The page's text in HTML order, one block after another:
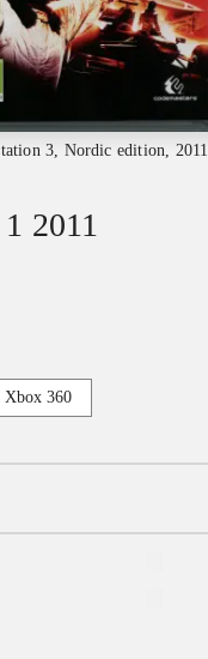
3, Nordic edition, 2011
2011
Xbox 360